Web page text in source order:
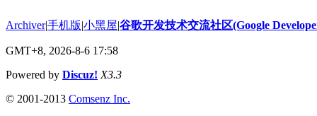
Archiver|手机版|小黑屋|谷歌开发技术交流社区(Google
GMT+8, 2026-8-6 17:58
Powered by Discuz! X3.3
© 2001-2013 Comsenz Inc.